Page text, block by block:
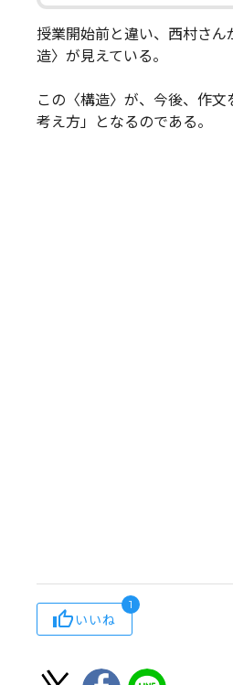
授業開始前と違い、西村さん
造〉が見えている。
この〈構造〉が、今後、作文
考え方」となるのである。
いいね
1